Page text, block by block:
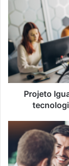
promove
educação
ambiental
tecnologia
em
escolas
públicasProjeto
fique
fora!